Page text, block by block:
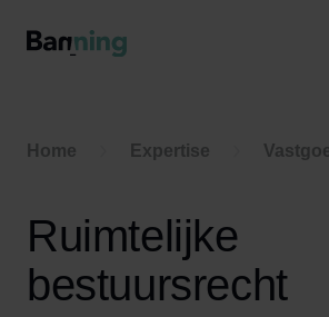
Home Expertise Vastgoed,
Ruimtelijke
bestuursrecht